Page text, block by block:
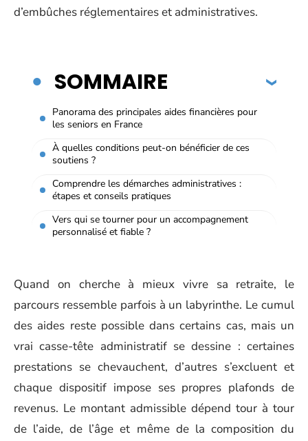
d’embûches réglementaires et administratives.
SOMMAIRE
Panorama des principales aides financières pour
les seniors en France
À quelles conditions peut-on bénéficier de ces
soutiens ?
Comprendre les démarches administratives :
étapes et conseils pratiques
Vers qui se tourner pour un accompagnement
personnalisé et fiable ?
Quand on cherche à mieux vivre sa retraite, le
parcours ressemble parfois à un labyrinthe. Le cumul
des aides reste possible dans certains cas, mais un
vrai casse-tête administratif se dessine : certaines
prestations se chevauchent, d’autres s’excluent et
chaque dispositif impose ses propres plafonds de
revenus. Le montant admissible dépend tour à tour
de l’aide, de l’âge et même de la composition du